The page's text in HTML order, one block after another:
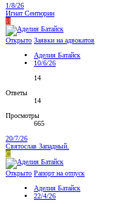
1/8/26
Игнат Сентюрин
И
Открыто Заявки на адвокатов
Аделия Батайск
10/6/26
14
Ответы
14
Просмотры
665
20/7/26
Святослав Западный.
С
Открыто Рапорт на отпуск
Аделия Батайск
22/4/26